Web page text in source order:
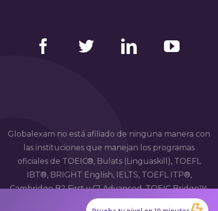
Globalexam no está afiliado de ninguna manera con
las instituciones que manejan los programas
oficiales de TOEIC®, Bulats (Linguaskill), TOEFL
IBT®, BRIGHT English, IELTS, TOEFL ITP®,
Cambridge B2 First y C1 Advanced, TOEIC Bridge™,
HSK®, BRIGHT Español, DELE, DELF, TCF, BRIGHT